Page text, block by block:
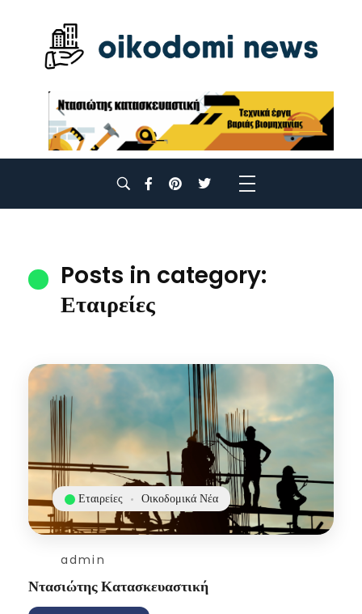
Posts in category:
Εταιρείες
admin
Εταιρείες Οικοδομικά Νέα
Ντασιώτης Κατασκευαστική